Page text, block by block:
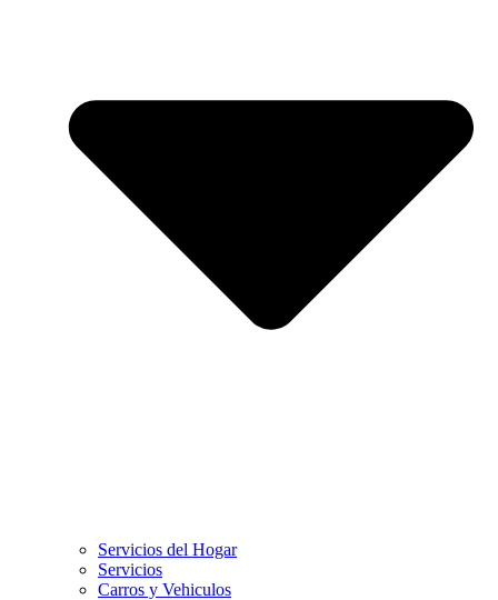
Servicios del Hogar
Servicios
Carros y Vehiculos